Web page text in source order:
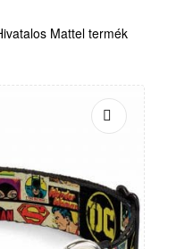
Mattel termék